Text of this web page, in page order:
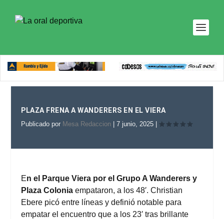
PLAZA FRENA A WANDERERS EN EL VIERA
Publicado por Mesa Redaccion |7 junio, 2025
En el Parque Viera por el Grupo A Wanderers y
Plaza Colonia empataron, a los 48′. Christian
Ebere picó entre líneas y definió notable para
empatar el encuentro que a los 23′ tras brillante